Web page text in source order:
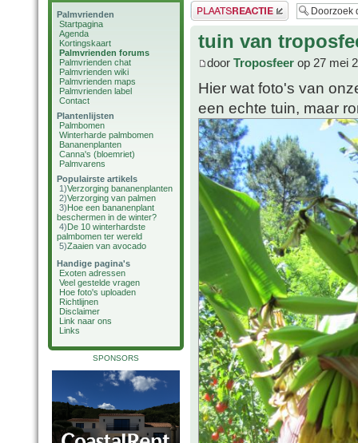
Palmvrienden
Startpagina
Agenda
Kortingskaart
Palmvrienden forums
Palmvrienden chat
Palmvrienden wiki
Palmvrienden maps
Palmvrienden label
Contact
Plantenlijsten
Palmbomen
Winterharde palmbomen
Bananenplanten
Canna's (bloemriet)
Palmvarens
Populairste artikels
1)Verzorging bananenplanten
2)Verzorging van palmen
3)Hoe een bananenplant
beschermen in de winter?
4)De 10 winterhardste
palmbomen ter wereld
5)Zaaien van avocado
Handige pagina's
Exoten adressen
Veel gestelde vragen
Hoe foto's uploaden
Richtlijnen
Disclaimer
Link naar ons
Links
SPONSORS
Plaats een reactie
tuin van
door Troposfeer op 27 mei
Hier wat foto's van
een echte tuin, maar